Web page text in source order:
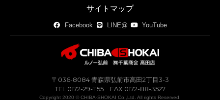
サイトマップ
Facebook LINE@ YouTube
〒036-8084 青森県弘前市高田2丁目3-3
TEL 0172-29-1155 FAX 0172-88-3527
Copyright 2020 © CHIBA-SHOKAI Co.,Ltd. All rights Reserved.